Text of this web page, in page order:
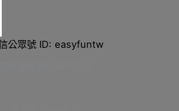
公眾號 ID: easyfuntw